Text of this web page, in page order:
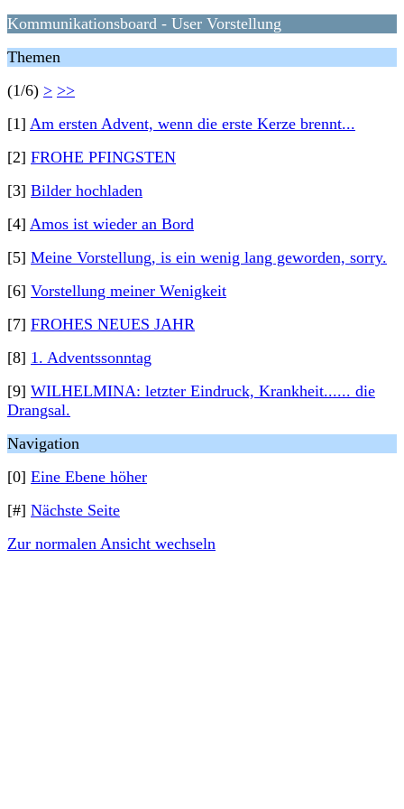
Kommunikationsboard - User Vorstellung
Themen
(1/6) > >>
[1] Am ersten Advent, wenn die erste Kerze brennt...
[2] FROHE PFINGSTEN
[3] Bilder hochladen
[4] Amos ist wieder an Bord
[5] Meine Vorstellung, is ein wenig lang geworden, sorry.
[6] Vorstellung meiner Wenigkeit
[7] FROHES NEUES JAHR
[8] 1. Adventssonntag
[9] WILHELMINA: letzter Eindruck, Krankheit...... die
Drangsal.
Navigation
[0] Eine Ebene höher
[#] Nächste Seite
Zur normalen Ansicht wechseln